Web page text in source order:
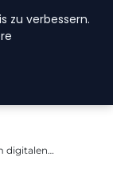
digitalen…
zu verbessern.